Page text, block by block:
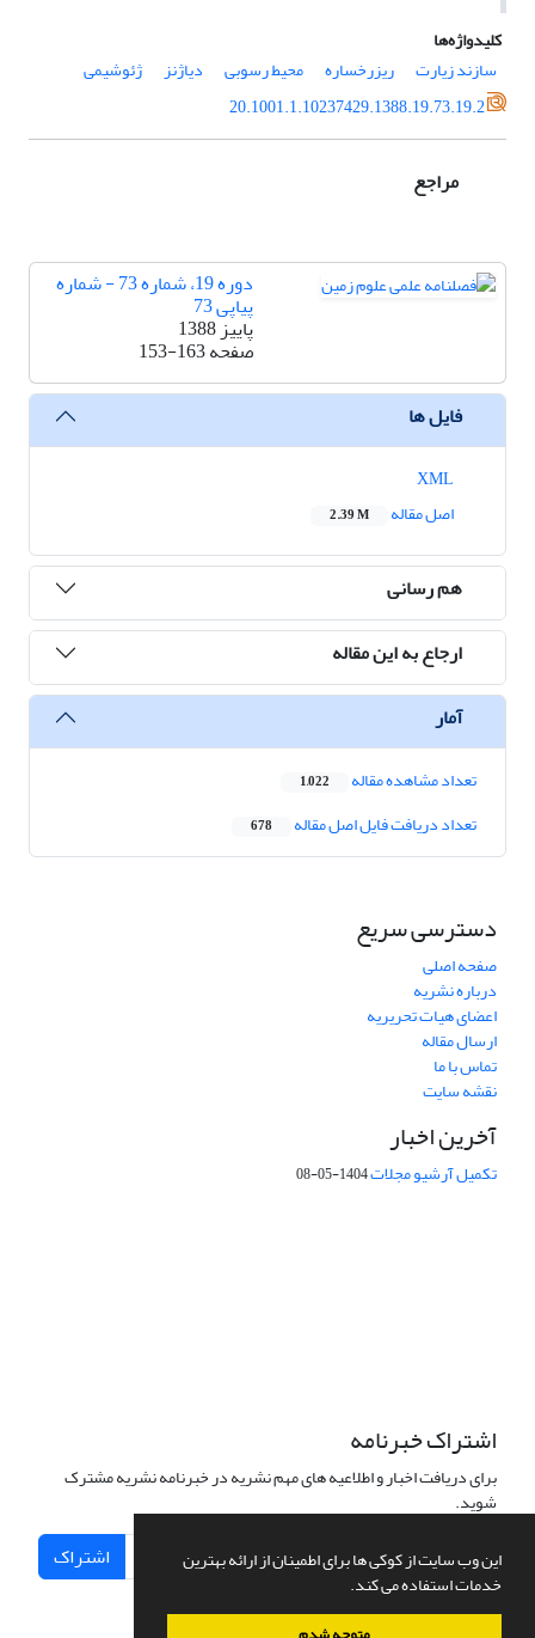
این وب سایت از کوکی ها برای اطمینان از ارائه بهترین
خدمات استفاده می کند.
کلیدواژه‌ها
سازند زیارت
ریزرخساره محیط رسوبی دیاژنز
ژئوشیمی
20.1001.1.10237429.1388.19.73.19.2
مراجع
دوره 19، شماره 73 - شماره
پیاپی 73
پاییز 1388
صفحه153-163
فایل ها
اصل مقاله
2.39 M
هم رسانی
ارجاع به این مقاله
آمار
تعداد مشاهده مقاله 1,022
تعداد دریافت فایل اصل مقاله 678
دسترسی سریع
صفحه اصلی
درباره نشریه
اعضای هیات تحریریه
ارسال مقاله
تماس با ما
نقشه سایت
آخرین اخبار
تکمیل آرشیو مجلات1404-05-08
اشتراک خبرنامه
برای دریافت اخبار و اطلاعیه های مهم نشریه در خبرنامه نشریه مشترک
شوید.
اشتراک